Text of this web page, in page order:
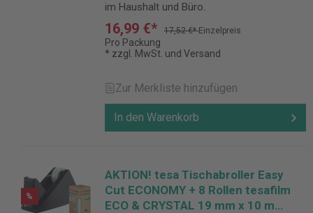
im Haushalt und Büro.
16,99 €* 17,52 €*Einzelpreis
Pro Packung
* zzgl. MwSt. und Versand
Zur Merkliste hinzufügen
In den Warenkorb
%
AKTION! tesa Tischabroller Easy
Cut ECONOMY + 8 Rollen tesafilm
ECO & CRYSTAL 19 mm x 10 m